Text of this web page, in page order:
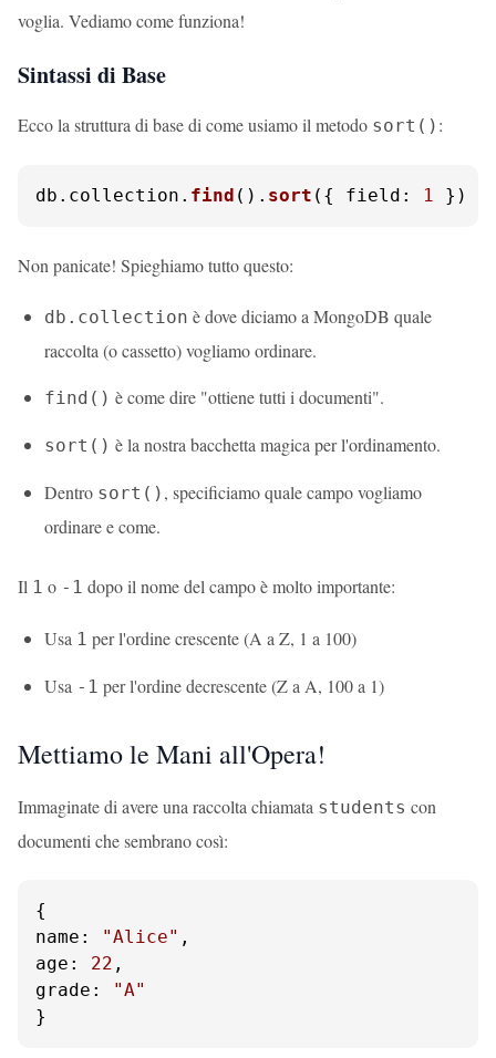
voglia. Vediamo come funziona!
Sintassi di Base
Ecco la struttura di base di come usiamo il metodo sort() :
db. collection . find (). sort ({ field : 1 })
Non panicate! Spieghiamo tutto questo:
db.collection è dove diciamo a MongoDB quale
raccolta (o cassetto) vogliamo ordinare.
find() è come dire "ottiene tutti i documenti".
sort() è la nostra bacchetta magica per l'ordinamento.
Dentro sort() , specificiamo quale campo vogliamo
ordinare e come.
Il 1 o -1 dopo il nome del campo è molto importante:
Usa 1 per l'ordine crescente (A a Z, 1 a 100)
Usa -1 per l'ordine decrescente (Z a A, 100 a 1)
Mettiamo le Mani all'Opera!
Immaginate di avere una raccolta chiamata students con
documenti che sembrano così:
name : "Alice"
age : 22
grade :
"A"
}